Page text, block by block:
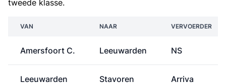
tweede klasse.
VAN NAAR VERVOERDER
Amersfoort C. Leeuwarden NS
Leeuwarden Stavoren Arriva